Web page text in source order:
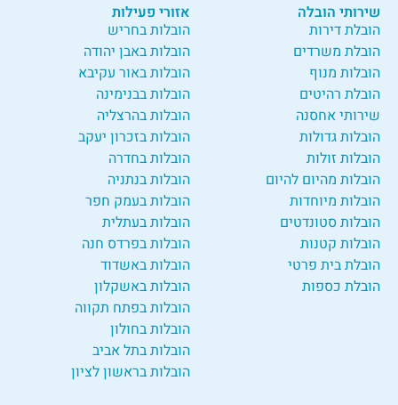
שירותי הובלה
הובלת דירות
הובלת משרדים
הובלות מנוף
הובלת רהיטים
שירותי אחסנה
הובלות גדולות
הובלות זולות
הובלות מהיום להיום
הובלות מיוחדות
הובלות סטונדטים
הובלות קטנות
הובלת בית פרטי
הובלת כספות
אזורי פעילות
הובלות בחריש
הובלות באבן יהודה
הובלות באור עקיבא
הובלות בבנימינה
הובלות בהרצליה
הובלות בזכרון יעקב
הובלות בחדרה
הובלות בנתניה
הובלות בעמק חפר
הובלות בעתלית
הובלות בפרדס חנה
הובלות באשדוד
הובלות באשקלון
הובלות בפתח תקווה
הובלות בחולון
הובלות בתל אביב
הובלות בראשון לציון